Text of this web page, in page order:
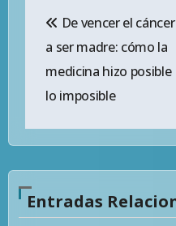
de
entradas
De vencer el cáncer
a ser madre: cómo la
medicina hizo posible
lo imposible
Entradas